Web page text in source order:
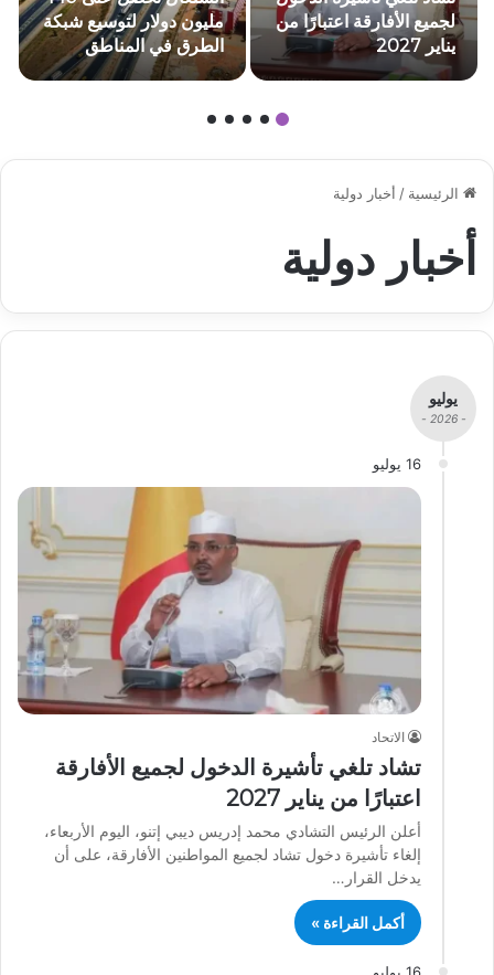
لجميع الأفارقة اعتبارًا من
يناير 2027
مليون دولار لتوسيع شبكة
الطرق في المناطق
الزراعية
الرئيسية / أخبار دولية
أخبار دولية
يوليو
- 2026 -
16 يوليو
الاتحاد
تشاد تلغي تأشيرة الدخول لجميع الأفارقة
اعتبارًا من يناير 2027
أعلن الرئيس التشادي محمد إدريس ديبي إتنو، اليوم الأربعاء،
إلغاء تأشيرة دخول تشاد لجميع المواطنين الأفارقة، على أن
يدخل القرار…
أكمل القراءة »